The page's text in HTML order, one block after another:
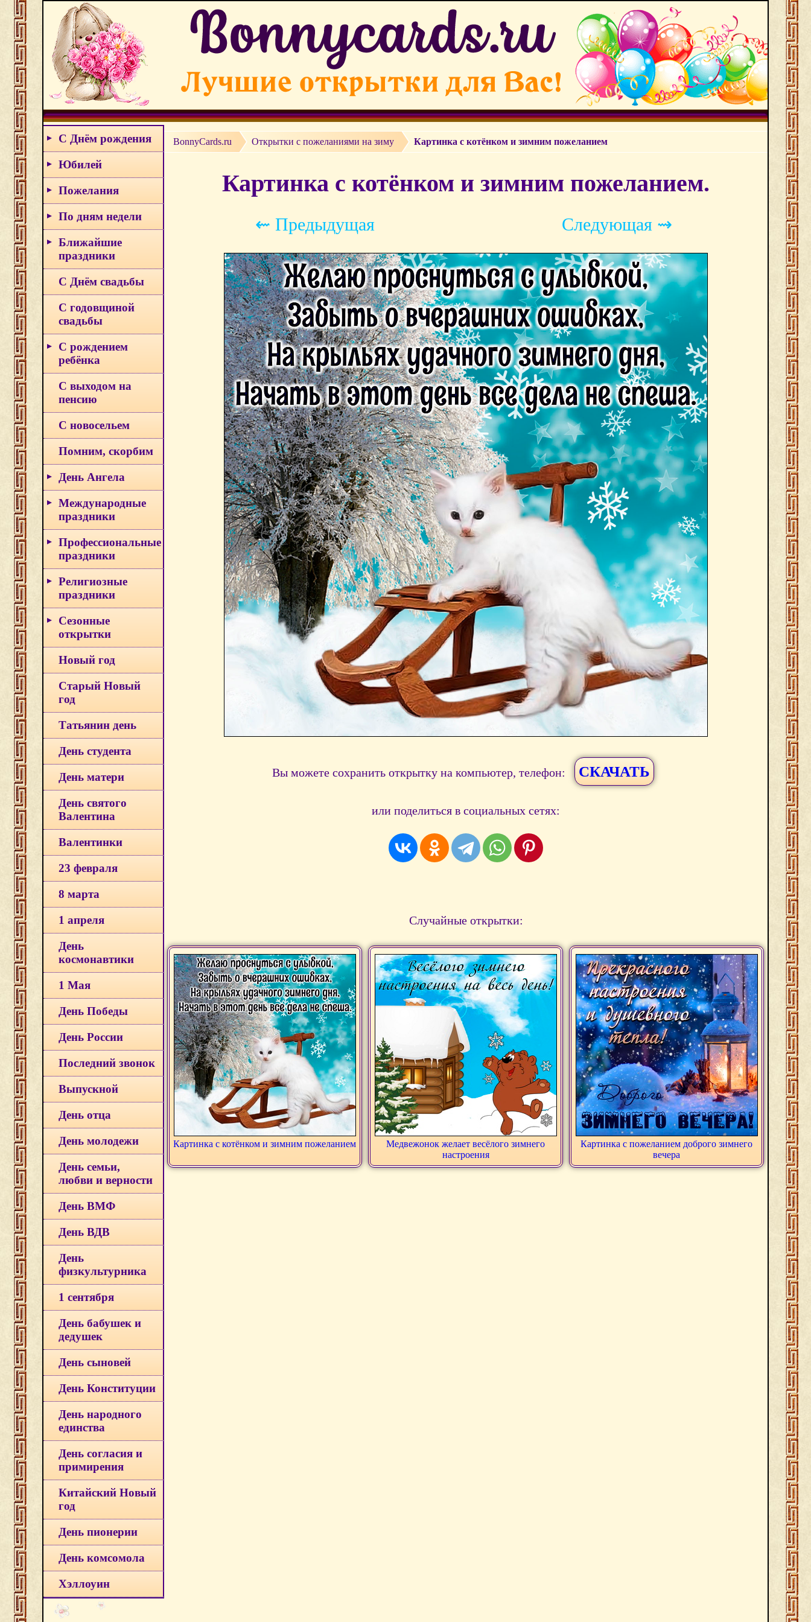
С Днём рождения
Юбилей
Пожелания
По дням недели
Ближайшие
праздники
С Днём свадьбы
С годовщиной
свадьбы
С рождением
ребёнка
С выходом на
пенсию
С новосельем
Помним, скорбим
День Ангела
Международные
праздники
Профессиональные
праздники
Религиозные
праздники
Сезонные
открытки
Новый год
Старый Новый
год
Татьянин день
День студента
День матери
День святого
Валентина
Валентинки
23 февраля
8 марта
1 апреля
День
космонавтики
1 Мая
День Победы
День России
Последний звонок
Выпускной
День отца
День молодежи
День семьи,
любви и верности
День ВМФ
День ВДВ
День
физкультурника
1 сентября
День бабушек и
дедушек
День сыновей
День Конституции
День народного
единства
День согласия и
примирения
Китайский Новый
год
День пионерии
День комсомола
Хэллоуин
BonnyCards.ru Открытки с пожеланиями на зиму Картинка с котёнком и зимним пожеланием
Картинка с котёнком и зимним пожеланием.
⇜ Предыдущая Следующая ⇝
Вы можете сохранить открытку на компьютер, телефон: СКАЧАТЬ
или поделиться в социальных сетях:
Случайные открытки:
Картинка с котёнком и зимним пожеланием
Медвежонок желает весёлого зимнего
настроения
Картинка с пожеланием доброго зимнего
вечера